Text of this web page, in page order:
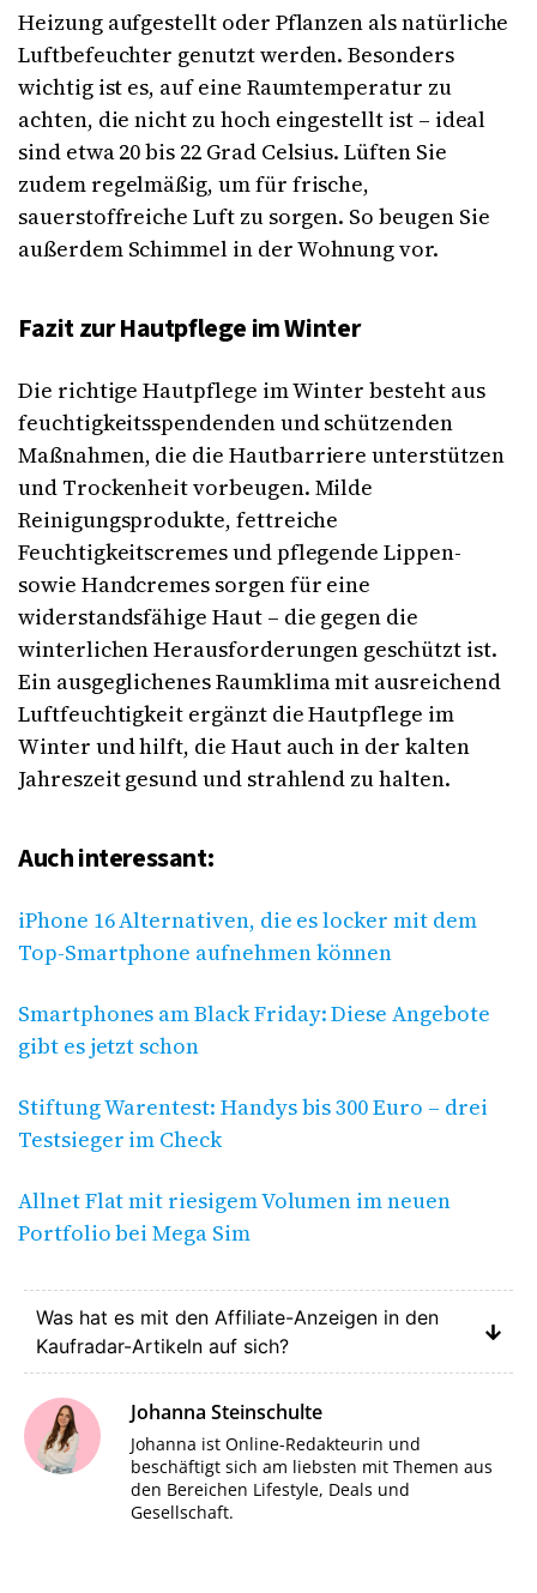
Heizung aufgestellt oder Pflanzen als natürliche
Luftbefeuchter genutzt werden. Besonders
wichtig ist es, auf eine Raumtemperatur zu
achten, die nicht zu hoch eingestellt ist – ideal
sind etwa 20 bis 22 Grad Celsius. Lüften Sie
zudem regelmäßig, um für frische,
sauerstoffreiche Luft zu sorgen. So beugen Sie
außerdem Schimmel in der Wohnung vor.
Fazit zur Hautpflege im Winter
Die richtige Hautpflege im Winter besteht aus
feuchtigkeitsspendenden und schützenden
Maßnahmen, die die Hautbarriere unterstützen
und Trockenheit vorbeugen. Milde
Reinigungsprodukte, fettreiche
Feuchtigkeitscremes und pflegende Lippen-
sowie Handcremes sorgen für eine
widerstandsfähige Haut – die gegen die
winterlichen Herausforderungen geschützt ist.
Ein ausgeglichenes Raumklima mit ausreichend
Luftfeuchtigkeit ergänzt die Hautpflege im
Winter und hilft, die Haut auch in der kalten
Jahreszeit gesund und strahlend zu halten.
Auch interessant:
iPhone 16 Alternativen, die es locker mit dem
Top-Smartphone aufnehmen können
Smartphones am Black Friday: Diese Angebote
gibt es jetzt schon
Stiftung Warentest: Handys bis 300 Euro – drei
Testsieger im Check
Allnet Flat mit riesigem Volumen im neuen
Portfolio bei Mega Sim
Was hat es mit den Affiliate-Anzeigen in den
Kaufradar-Artikeln auf sich?
Johanna Steinschulte
Johanna ist Online-Redakteurin und
beschäftigt sich am liebsten mit Themen aus
den Bereichen Lifestyle, Deals und
Gesellschaft.